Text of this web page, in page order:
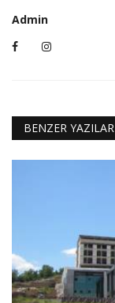
Admin
BENZER YAZILAR